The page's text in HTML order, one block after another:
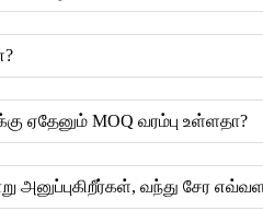
ஏதேனும் MOQ வரம்பு உள்ளதா?
வந்து சேர